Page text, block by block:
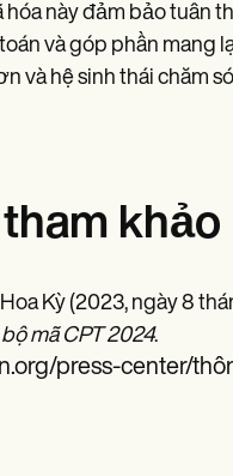
hóa này đảm bảo tuân
và góp phần mang
và hệ sinh thái chăm
khảo
Kỳ (2023, ngày 8
mã CPT 2024.
press-center/